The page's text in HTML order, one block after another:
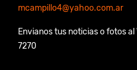
mcampillo4@yahoo.com.ar
Envianos tus noticias o fotos
7270